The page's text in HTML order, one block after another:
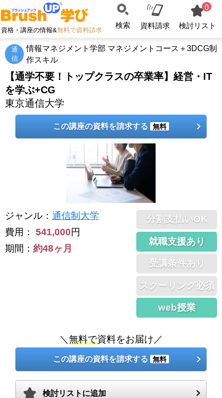
資格・講座の情報&無料で資料請求
検索 資料請求
0
検討リスト
通
信
情報マネジメント学部 マネジメントコース＋3DCG制
作スキル
【通学不要！トップクラスの卒業率】経営・IT
を学ぶ+CG
東京通信大学
この講座の資料を請求する 無料
ジャンル ： 通信制大学
費用： 541,000円
期間： 約48ヶ月
分割支払いOK
就職支援あり
受講条件あり
スクーリング必須
web授業
＼ 無料で資料をお届け／
この講座の資料を請求する 無料
検討リストに追加